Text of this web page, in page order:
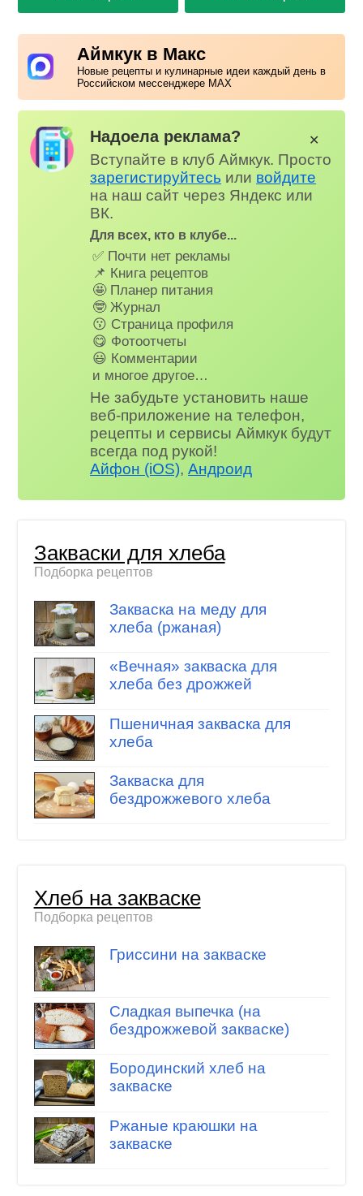
Аймкук в Макс
Новые рецепты и кулинарные идеи каждый день в
Российском мессенджере MAX
Надоела реклама?
Вступайте в клуб Аймкук. Просто
зарегистируйтесь или войдите
на наш сайт через Яндекс или
ВК.
Для всех, кто в клубе...
✅ Почти нет рекламы
📌 Книга рецептов
🤩 Планер питания
🤓 Журнал
😗 Страница профиля
😋 Фотоотчеты
😃 Комментарии
и многое другое…
Не забудьте установить наше
веб-приложение на телефон,
рецепты и сервисы Аймкук будут
всегда под рукой!
Айфон (iOS),Андроид
✕
Закваски для хлеба
Подборка рецептов
Закваска на меду для
хлеба (ржаная)
«Вечная» закваска для
хлеба без дрожжей
Пшеничная закваска для
хлеба
Закваска для
бездрожжевого хлеба
Хлеб на закваске
Подборка рецептов
Гриссини на закваске
Сладкая выпечка (на
бездрожжевой закваске)
Бородинский хлеб на
закваске
Ржаные краюшки на
закваске